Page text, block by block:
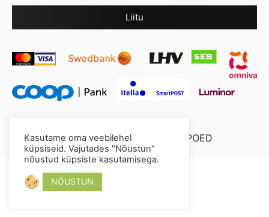
© 2026 Cool Crystal OÜ // XYSUM E-POED
Kasutame oma veebilehel
küpsiseid. Vajutades "Nõustun"
nõustud küpsiste kasutamisega.
NÕUSTUN